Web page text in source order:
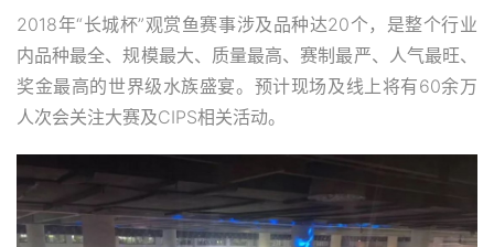
2018年“长城杯”观赏鱼赛事涉及品种达20个，是整个行业
内品种最全、规模最大、质量最高、赛制最严、人气最旺、
奖金最高的世界级水族盛宴。预计现场及线上将有60余万
人次会关注大赛及CIPS相关活动。